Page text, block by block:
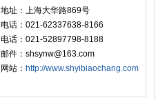
地址：上海大华路869号
电话：021-62337638-8166
电话：021-52897798-8188
邮件：shsynw@163.com
网站： http://www.shyibiaochang.com